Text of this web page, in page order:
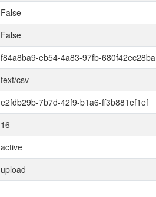
False
False
f84a8ba9-eb54-4a83-97fb-680f42ec28ba
text/csv
e2fdb29b-7b7d-42f9-b1a6-ff3b881ef1ef
16
active
upload